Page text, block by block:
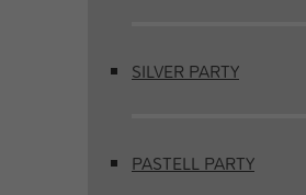
SILVER PARTY
PASTELL PARTY